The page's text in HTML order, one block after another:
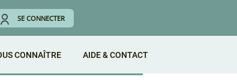
SE CONNECTER
CONNAÎTRE AIDE & CONTACT